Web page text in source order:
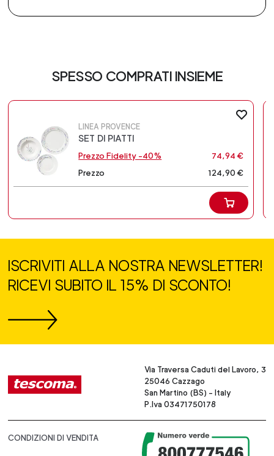
SPESSO COMPRATI INSIEME
LINEA PROVENCE
SET DI PIATTI
Prezzo Fidelity -40%
74,94 €
Prezzo
124,90 €
ISCRIVITI ALLA NOSTRA NEWSLETTER!
RICEVI SUBITO IL 15% DI SCONTO!
Via Traversa Caduti del Lavoro, 3
25046 Cazzago
San Martino (BS) - Italy
P.Iva 03471750178
CONDIZIONI DI VENDITA